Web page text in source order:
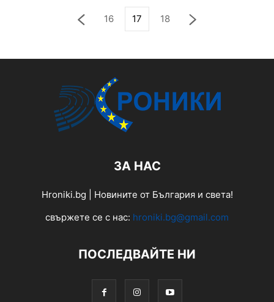
16 17 18
ЗА НАС
Hroniki.bg | Новините от България и света!
свържете се с нас: hroniki.bg@gmail.com
ПОСЛЕДВАЙТЕ НИ